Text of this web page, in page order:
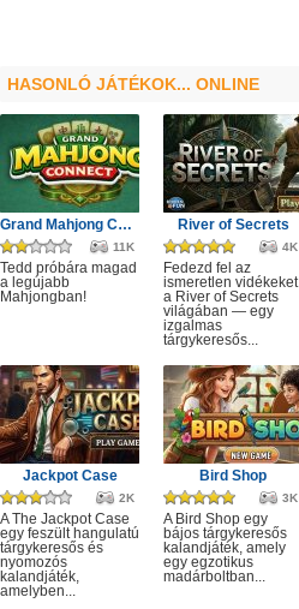
HASONLÓ JÁTÉKOK... ONLINE
Grand Mahjong Connect
11K
Tedd próbára magad
a legújabb
Mahjongban!
River of Secrets
4K
Fedezd fel az
ismeretlen vidékeket
a River of Secrets
világában — egy
izgalmas
tárgykeresős...
Jackpot Case
2K
A The Jackpot Case
egy feszült hangulatú
tárgykeresős és
nyomozós
kalandjáték,
amelyben...
Bird Shop
3K
A Bird Shop egy
bájos tárgykeresős
kalandjáték, amely
egy egzotikus
madárboltban...